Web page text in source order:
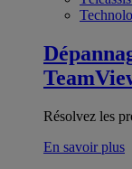
Résolvez les
En savoir plus